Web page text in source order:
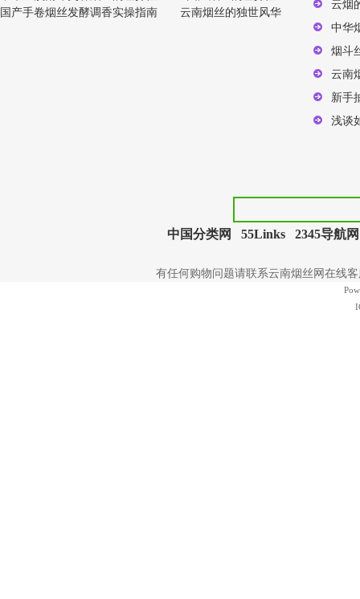
国产手卷烟丝发酵调香实操指南
云南烟丝的独世风华
云烟
中华
烟斗
云南
新手
浅谈
中国分类网 55Links 2345导航网
有任何购物问题请联系云南烟丝网在线